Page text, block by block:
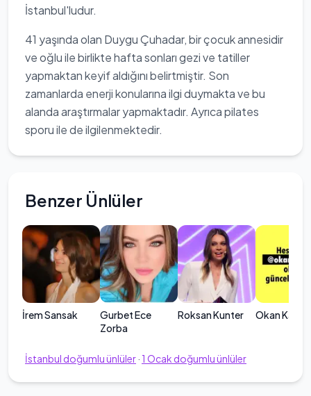
İstanbul'ludur.
41 yaşında olan Duygu Çuhadar, bir çocuk annesidir
ve oğlu ile birlikte hafta sonları gezi ve tatiller
yapmaktan keyif aldığını belirtmiştir. Son
zamanlarda enerji konularına ilgi duymakta ve bu
alanda araştırmalar yapmaktadır. Ayrıca pilates
sporu ile de ilgilenmektedir.
Benzer Ünlüler
İrem Sansak
Gurbet Ece
Zorba
Roksan Kunter Okan
İstanbul doğumlu ünlüler· 1 Ocak doğumlu ünlüler